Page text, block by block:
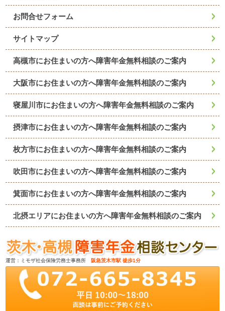
お問合せフォーム
サイトマップ
高槻市にお住まいの方へ障害年金無料相談のご案内
大阪市にお住まいの方へ障害年金無料相談のご案内
寝屋川市にお住まいの方へ障害年金無料相談のご案内
摂津市にお住まいの方へ障害年金無料相談のご案内
枚方市にお住まいの方へ障害年金無料相談のご案内
吹田市にお住まいの方へ障害年金無料相談のご案内
箕面市にお住まいの方へ障害年金無料相談のご案内
北摂エリアにお住まいの方へ障害年金無料相談のご案内
運営：ミモザ社会保険労務士事務所 阪急茨木市駅 徒歩1分